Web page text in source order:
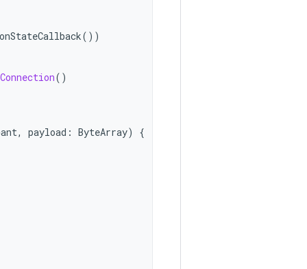
())
()
, payload : ByteArray)
{